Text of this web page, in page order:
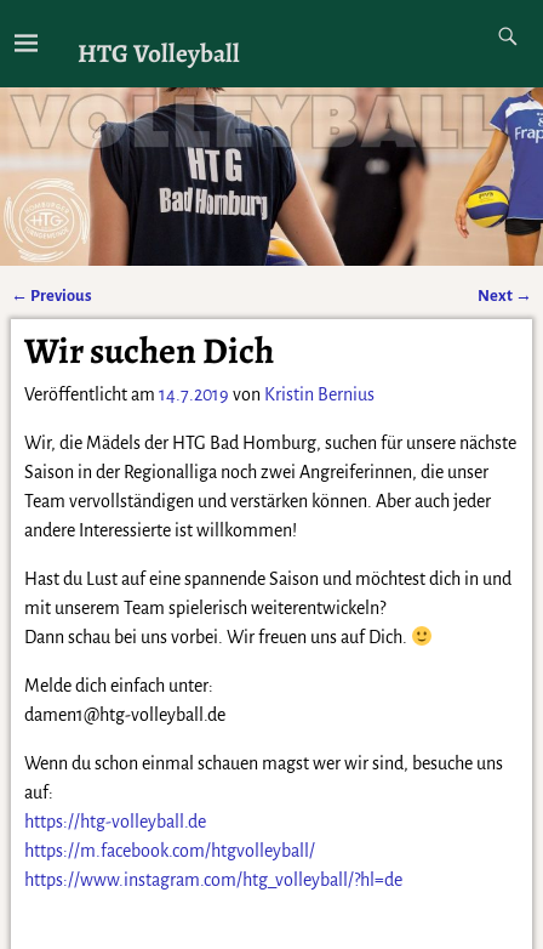
HTG Volleyball
Artikelnavigation
← Previous Next →
Wir suchen Dich
Veröffentlicht am 14.7.2019 von Kristin Bernius
Wir, die Mädels der HTG Bad Homburg, suchen für unsere nächste
Saison in der Regionalliga noch zwei Angreiferinnen, die unser
Team vervollständigen und verstärken können. Aber auch jeder
andere Interessierte ist willkommen!
Hast du Lust auf eine spannende Saison und möchtest dich in und
mit unserem Team spielerisch weiterentwickeln?
Dann schau bei uns vorbei. Wir freuen uns auf Dich.
Melde dich einfach unter:
damen1@htg-volleyball.de
Wenn du schon einmal schauen magst wer wir sind, besuche uns
auf:
https://htg-volleyball.de
https://m.facebook.com/htgvolleyball/
https://www.instagram.com/htg_volleyball/?hl=de